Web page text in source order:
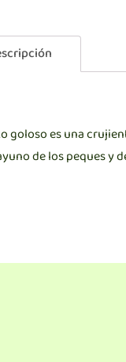
goloso es una
de los peques y